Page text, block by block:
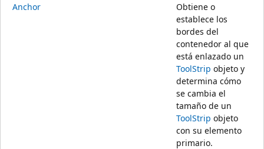
Anchor
Obtiene o
establece los
bordes del
contenedor al que
está enlazado un
ToolStrip objeto y
determina cómo
se cambia el
tamaño de un
ToolStrip objeto
con su elemento
primario.